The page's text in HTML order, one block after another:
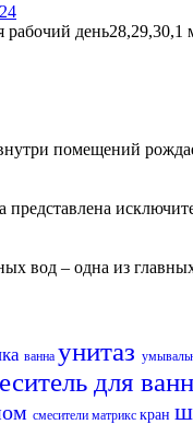
помещений
представлена
вод – одна из
ванна унитаз
для
смесители матрикс кран